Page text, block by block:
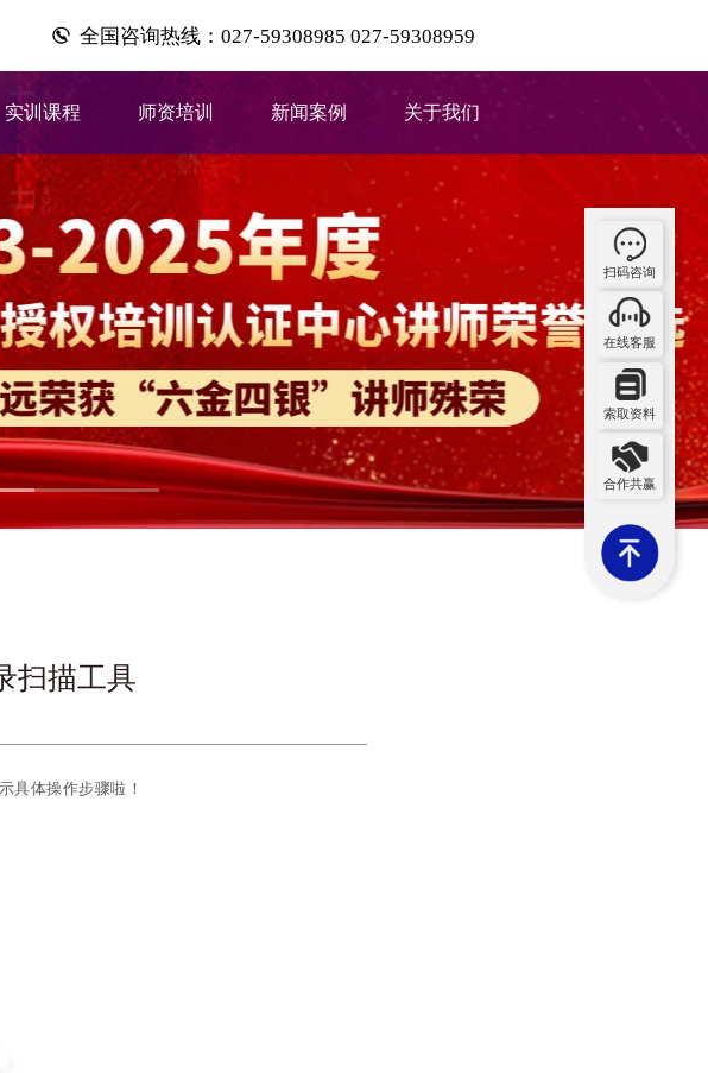
全国咨询热线：027-59308985 027-59308959
实训课程 师资培训 新闻案例 关于我们
扫描工具
具体操作步骤啦！
扫码咨询
在线客服
索取资料
合作共赢